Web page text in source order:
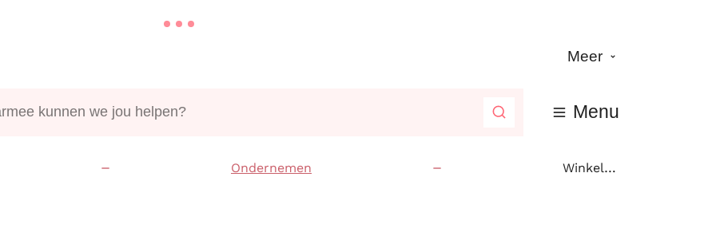
Meer
kunnen we jou helpen?
Zoeken Menu
Ondernemen Winkelen